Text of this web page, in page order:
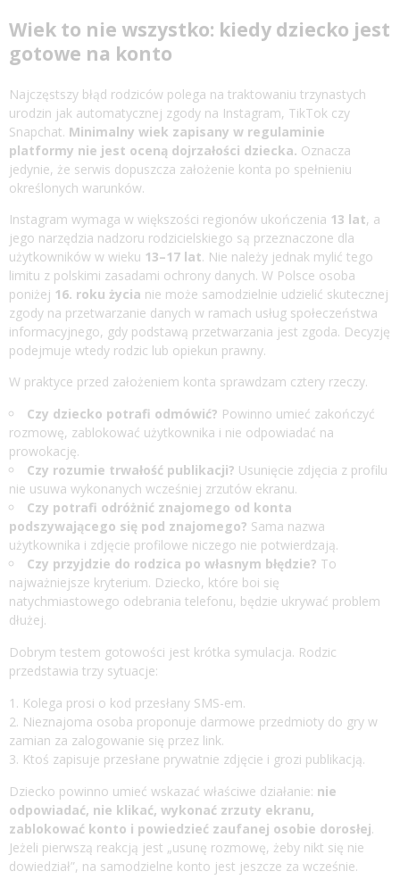
Wiek to nie wszystko: kiedy dziecko jest
gotowe na konto
Najczęstszy błąd rodziców polega na traktowaniu trzynastych
urodzin jak automatycznej zgody na Instagram, TikTok czy
Snapchat. Minimalny wiek zapisany w regulaminie
platformy nie jest oceną dojrzałości dziecka. Oznacza
jedynie, że serwis dopuszcza założenie konta po spełnieniu
określonych warunków.
Instagram wymaga w większości regionów ukończenia 13 lat, a
jego narzędzia nadzoru rodzicielskiego są przeznaczone dla
użytkowników w wieku 13–17 lat. Nie należy jednak mylić tego
limitu z polskimi zasadami ochrony danych. W Polsce osoba
poniżej 16. roku życia nie może samodzielnie udzielić skutecznej
zgody na przetwarzanie danych w ramach usług społeczeństwa
informacyjnego, gdy podstawą przetwarzania jest zgoda. Decyzję
podejmuje wtedy rodzic lub opiekun prawny.
W praktyce przed założeniem konta sprawdzam cztery rzeczy.
Czy dziecko potrafi odmówić? Powinno umieć zakończyć
rozmowę, zablokować użytkownika i nie odpowiadać na
prowokację.
Czy rozumie trwałość publikacji? Usunięcie zdjęcia z profilu
nie usuwa wykonanych wcześniej zrzutów ekranu.
Czy potrafi odróżnić znajomego od konta
podszywającego się pod znajomego? Sama nazwa
użytkownika i zdjęcie profilowe niczego nie potwierdzają.
Czy przyjdzie do rodzica po własnym błędzie? To
najważniejsze kryterium. Dziecko, które boi się
natychmiastowego odebrania telefonu, będzie ukrywać problem
dłużej.
Dobrym testem gotowości jest krótka symulacja. Rodzic
przedstawia trzy sytuacje:
Kolega prosi o kod przesłany SMS-em.
Nieznajoma osoba proponuje darmowe przedmioty do gry w
zamian za zalogowanie się przez link.
Ktoś zapisuje przesłane prywatnie zdjęcie i grozi publikacją.
Dziecko powinno umieć wskazać właściwe działanie: nie
odpowiadać, nie klikać, wykonać zrzuty ekranu,
zablokować konto i powiedzieć zaufanej osobie dorosłej.
Jeżeli pierwszą reakcją jest „usunę rozmowę, żeby nikt się nie
dowiedział”, na samodzielne konto jest jeszcze za wcześnie.